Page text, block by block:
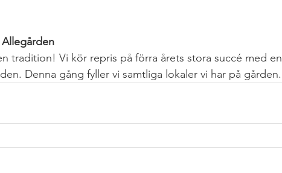
tradition! Vi kör repris på förra årets stora succé med en
Denna gång fyller vi samtliga lokaler vi har på gården.